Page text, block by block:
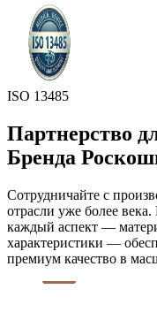
ISO 13485
Партнерство
Бренда
Сотрудничайте с
отрасли уже более
каждый аспект —
характеристики —
премиум качество в